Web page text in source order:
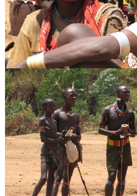
A nevem, e-mail címem, és
böngészőben a következő
Are you human? Please
CAPTCHA Kód
*